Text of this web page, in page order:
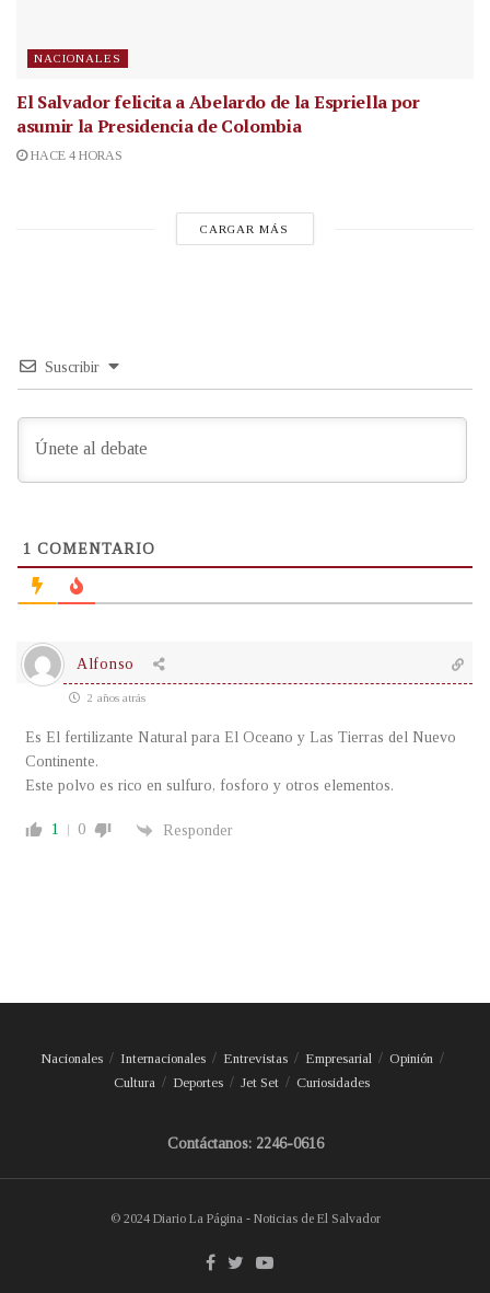
NACIONALES
El Salvador felicita a Abelardo de la Espriella por
asumir la Presidencia de Colombia
HACE 4 HORAS
CARGAR MÁS
Suscribir
1 COMENTARIO
Alfonso
2 años atrás
Es El fertilizante Natural para El Oceano y Las Tierras del Nuevo
Continente.
Este polvo es rico en sulfuro, fosforo y otros elementos.
1 0 Responder
Nacionales Internacionales Entrevistas Empresarial
Opinión
Cultura
Deportes Jet Set Curiosidades
Contáctanos: 2246-0616
© 2024 Diario La Página - Noticias de El Salvador